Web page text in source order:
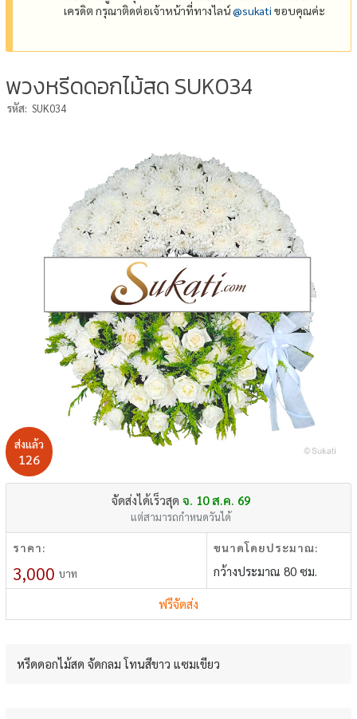
เครดิต กรุณาติดต่อเจ้าหน้าที่ทางไลน์@‌sukati ขอบคุณค่ะ
พวงหรีดดอกไม้สด SUK034
รหัส: SUK034
ส่งแล้ว
126
จัดส่งได้เร็วสุด จ. 10 ส.ค. 69
แต่สามารถกำหนดวันได้
ราคา:
3,000 บาท
ขนาดโดยประมาณ:
กว้างประมาณ 80 ซม.
ฟรีจัดส่ง
หรีดดอกไม้สด จัดกลม โทนสีขาว แซมเขียว